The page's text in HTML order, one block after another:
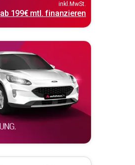
inkl.MwSt.
ab 199€mtl. finanzieren